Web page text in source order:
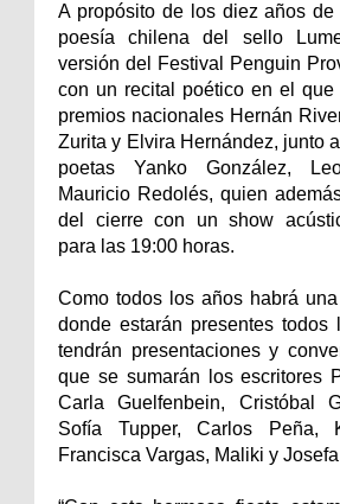
A propósito de los diez años
poesía chilena del sello
versión del Festival Penguin
con un recital poético en el que
premios nacionales Hernán
Zurita y Elvira Hernández, junto
poetas Yanko González,
Mauricio Redolés, quien
del cierre con un show
para las 19:00 horas.
Como todos los años habrá
donde estarán presentes todos
tendrán presentaciones y
que se sumarán los escritores
Carla Guelfenbein, Cristóbal
Sofía Tupper, Carlos Peña,
Francisca Vargas, Maliki y